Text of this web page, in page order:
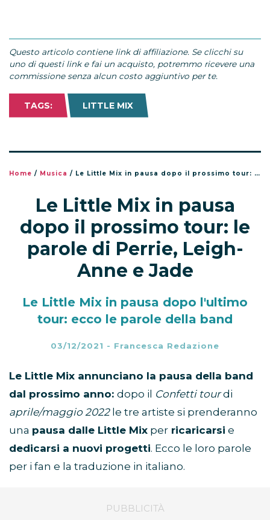
Questo articolo contiene link di affiliazione. Se clicchi su
uno di questi link e fai un acquisto, potremmo ricevere una
commissione senza alcun costo aggiuntivo per te.
TAGS: LITTLE MIX
Home / Musica / Le Little Mix in pausa dopo il prossimo tour: le parole di Perrie, Leigh-Anne e Jade
Le Little Mix in pausa
dopo il prossimo tour: le
parole di Perrie, Leigh-
Anne e Jade
Le Little Mix in pausa dopo l'ultimo
tour: ecco le parole della band
03/12/2021 - Francesca Redazione
Le Little Mix annunciano la pausa della band
dal prossimo anno: dopo il Confetti tourdi
aprile/maggio 2022le tre artiste si prenderanno
una pausa dalle Little Mix per ricaricarsi e
dedicarsi a nuovi progetti. Ecco le loro parole
per i fan e la traduzione in italiano.